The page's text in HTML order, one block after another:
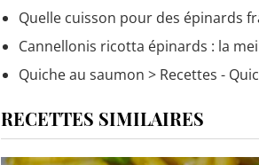
Quelle cuisson pour des épinards
Cannellonis ricotta épinards : la
Quiche au saumon > Recettes -
RECETTES SIMILAIRES